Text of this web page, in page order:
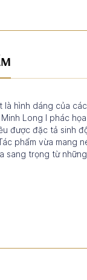
là hình dáng của
Long I phác
được đặc tả sinh
phẩm vừa mang
sang trọng từ